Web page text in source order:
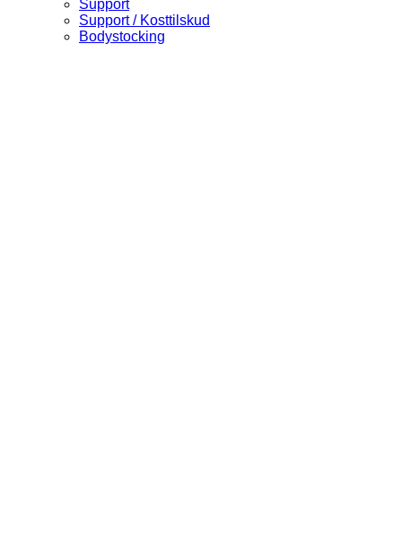
Support
Support / Kosttilskud
Bodystocking